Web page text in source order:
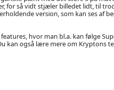
for så vidt stjæler billedet lidt, til
version, som kan ses af
hvor man bl.a. kan følge
kan også lære mere om Kryptons